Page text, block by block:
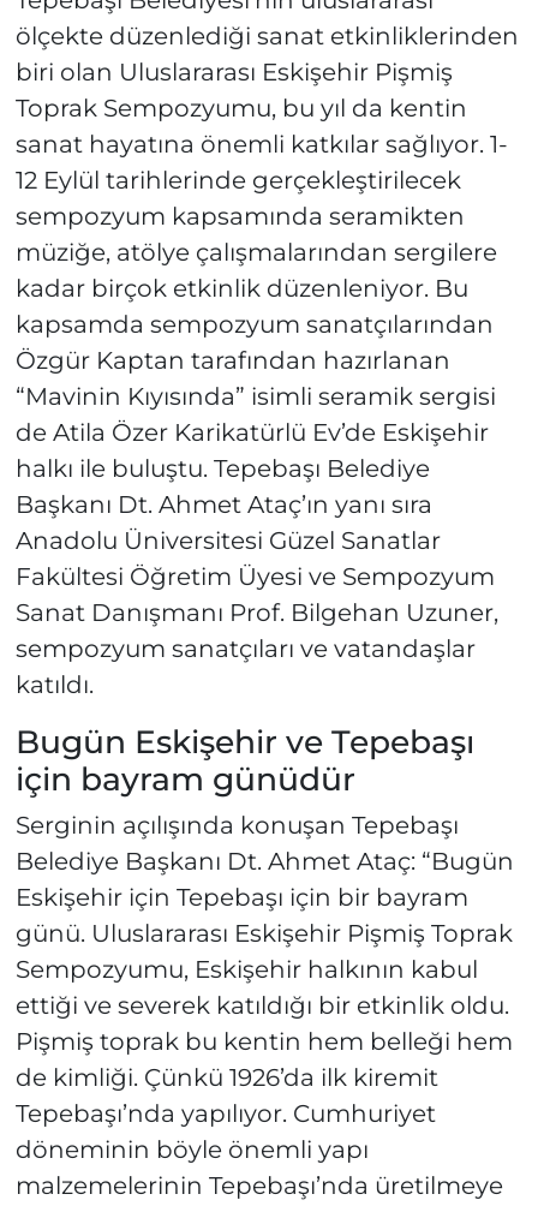
ölçekte düzenlediği sanat etkinliklerinden
biri olan Uluslararası Eskişehir Pişmiş
Toprak Sempozyumu, bu yıl da kentin
sanat hayatına önemli katkılar sağlıyor. 1-
12 Eylül tarihlerinde gerçekleştirilecek
sempozyum kapsamında seramikten
müziğe, atölye çalışmalarından sergilere
kadar birçok etkinlik düzenleniyor. Bu
kapsamda sempozyum sanatçılarından
Özgür Kaptan tarafından hazırlanan
“Mavinin Kıyısında” isimli seramik sergisi
de Atila Özer Karikatürlü Ev’de Eskişehir
halkı ile buluştu. Tepebaşı Belediye
Başkanı Dt. Ahmet Ataç’ın yanı sıra
Anadolu Üniversitesi Güzel Sanatlar
Fakültesi Öğretim Üyesi ve Sempozyum
Sanat Danışmanı Prof. Bilgehan Uzuner,
sempozyum sanatçıları ve vatandaşlar
katıldı.
Bugün Eskişehir ve Tepebaşı
için bayram günüdür
Serginin açılışında konuşan Tepebaşı
Belediye Başkanı Dt. Ahmet Ataç: “Bugün
Eskişehir için Tepebaşı için bir bayram
günü. Uluslararası Eskişehir Pişmiş Toprak
Sempozyumu, Eskişehir halkının kabul
ettiği ve severek katıldığı bir etkinlik oldu.
Pişmiş toprak bu kentin hem belleği hem
de kimliği. Çünkü 1926’da ilk kiremit
Tepebaşı’nda yapılıyor. Cumhuriyet
döneminin böyle önemli yapı
malzemelerinin Tepebaşı’nda üretilmeye